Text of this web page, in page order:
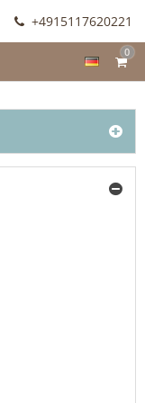
+4915117620221
0